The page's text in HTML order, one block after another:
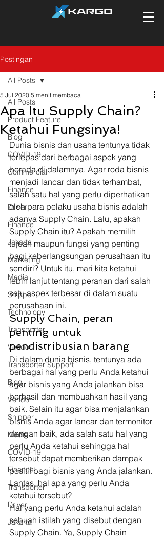
Postingan
All Posts
Product Feature
Blog
COVID-19
Commercial
Finance
Driver
Finance
Jakarta
Marketing
Media
Shipper
Technology
Transporter
Vendor
Transporter Support
Blog
Vendor
Shipper
Media
COVID-19
Finance
Transporter
Driver
Jakarta
All Posts
Apa Itu Supply Chain?
Ketahui Fungsinya!
5 Jul 2020 5 menit membaca
Dunia bisnis dan usaha tentunya tidak
terlepas dari berbagai aspek yang
berada di dalamnya. Agar roda bisnis
menjadi lancar dan tidak terhambat,
salah satu hal yang perlu diperhatikan
oleh para pelaku usaha bisnis adalah
adanya Supply Chain. Lalu, apakah
Supply Chain itu? Apakah memilih
tujuan maupun fungsi yang penting
bagi keberlangsungan perusahaan itu
sendiri? Untuk itu, mari kita ketahui
lebih lanjut tentang peranan dari salah
satu aspek terbesar di dalam suatu
perusahaan ini.
Supply Chain, peran
penting untuk
pendistribusian barang
Di dalam dunia bisnis, tentunya ada
berbagai hal yang perlu Anda ketahui
agar bisnis yang Anda jalankan bisa
berhasil dan membuahkan hasil yang
baik. Selain itu agar bisa menjalankan
bisnis Anda agar lancar dan termonitor
dengan baik, ada salah satu hal yang
perlu Anda ketahui sehingga hal
tersebut dapat memberikan dampak
positif bagi bisnis yang Anda jalankan.
Lantas, hal apa yang perlu Anda
ketahui tersebut?
Hal yang perlu Anda ketahui adalah
sebuah istilah yang disebut dengan
Supply Chain. Ya, Supply Chain